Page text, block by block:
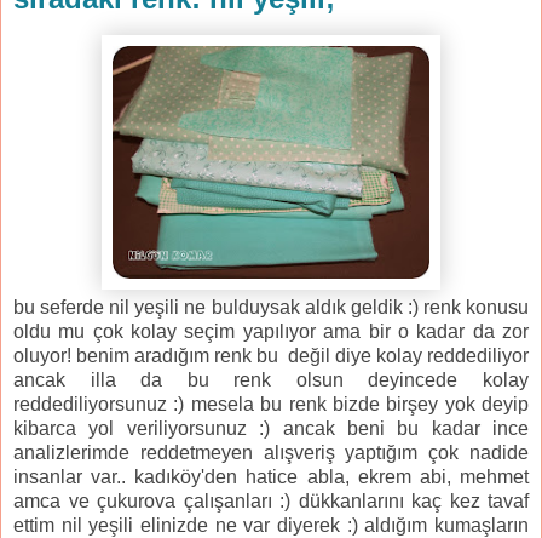
bu seferde nil yeşili ne bulduysak aldık geldik :) renk konusu
oldu mu çok kolay seçim yapılıyor ama bir o kadar da zor
oluyor! benim aradığım renk bu değil diye kolay reddediliyor
ancak illa da bu renk olsun deyincede kolay
reddediliyorsunuz :) mesela bu renk bizde birşey yok deyip
kibarca yol veriliyorsunuz :) ancak beni bu kadar ince
analizlerimde reddetmeyen alışveriş yaptığım çok nadide
insanlar var.. kadıköy'den hatice abla, ekrem abi, mehmet
amca ve çukurova çalışanları :) dükkanlarını kaç kez tavaf
ettim nil yeşili elinizde ne var diyerek :) aldığım kumaşların